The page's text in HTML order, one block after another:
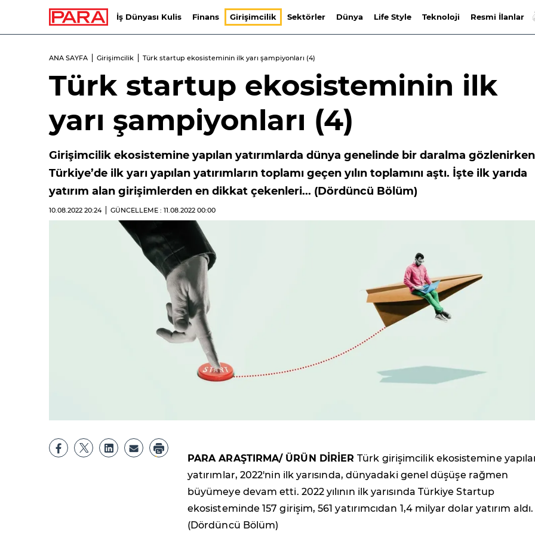
İş Dünyası Kulis Finans Girişimcilik Sektörler Dünya Life Style Teknoloji Resmi İlanlar
ANA SAYFA Girişimcilik Türk startup ekosisteminin ilk yarı şampiyonları (4)
Türk startup ekosisteminin ilk
yarı şampiyonları (4)
Girişimcilik ekosistemine yapılan yatırımlarda dünya genelinde bir daralma gözlenirken
Türkiye’de ilk yarı yapılan yatırımların toplamı geçen yılın toplamını aştı. İşte ilk yarıda
yatırım alan girişimlerden en dikkat çekenleri... (Dördüncü Bölüm)
10.08.2022 20:24 GÜNCELLEME : 11.08.2022 00:00
PARA ARAŞTIRMA/ ÜRÜN DİRİERTürk girişimcilik ekosistemine
yatırımlar, 2022'nin ilk yarısında, dünyadaki genel düşüşe rağmen
büyümeye devam etti. 2022 yılının ilk yarısında Türkiye Startup
ekosisteminde 157 girişim, 561 yatırımcıdan 1,4 milyar dolar yatırım aldı.
(Dördüncü Bölüm)